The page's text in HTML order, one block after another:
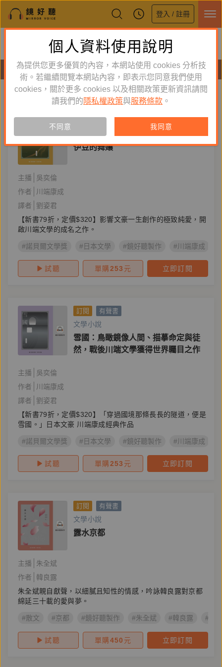
登入 / 註冊
鏡好聽全新APP上線
體驗全面升級，即刻下載
有聲書
川端康成 新到舊 舊到新
有聲書
伊豆的舞孃
主播
吳奕倫
作者
川端康成
譯者
劉姿君
【新書79折，定價$320】影響文豪一生創作的極致純愛，開
啟川端文學的成名之作。
#諾貝爾文學獎 #日本文學 #鏡好聽製作 #川端康成
試聽 單購253 元 立即訂閱
訂閱 有聲書
文學小說
雪國：鳥瞰鏡像人間、描摹命定與徒
然，戰後川端文學獲得世界矚目之作
主播
吳奕倫
作者
川端康成
譯者
劉姿君
【新書79折，定價$320】「穿過國境那條長長的隧道，便是
雪國。」日本文豪 川端康成經典作品
#諾貝爾文學獎 #日本文學 #鏡好聽製作 #川端康成
試聽 單購253 元 立即訂閱
訂閱 有聲書
文學小說
露水京都
主播
朱全斌
作者
韓良露
朱全斌親自獻聲，以細膩且知性的情感，吟詠韓良露對京都
綿延三十載的愛與夢。
#散文 #京都 #鏡好聽製作 #朱全斌 #韓良露 #川
試聽 單購450 元 立即訂閱
個人資料使用說明
為提供您更多優質的內容，本網站使用 cookies 分析技
術。若繼續閱覽本網站內容，即表示您同意我們使用
cookies，關於更多 cookies 以及相關政策更新資訊請閱
讀我們的 隱私權政策與服務條款 。
不同意 我同意